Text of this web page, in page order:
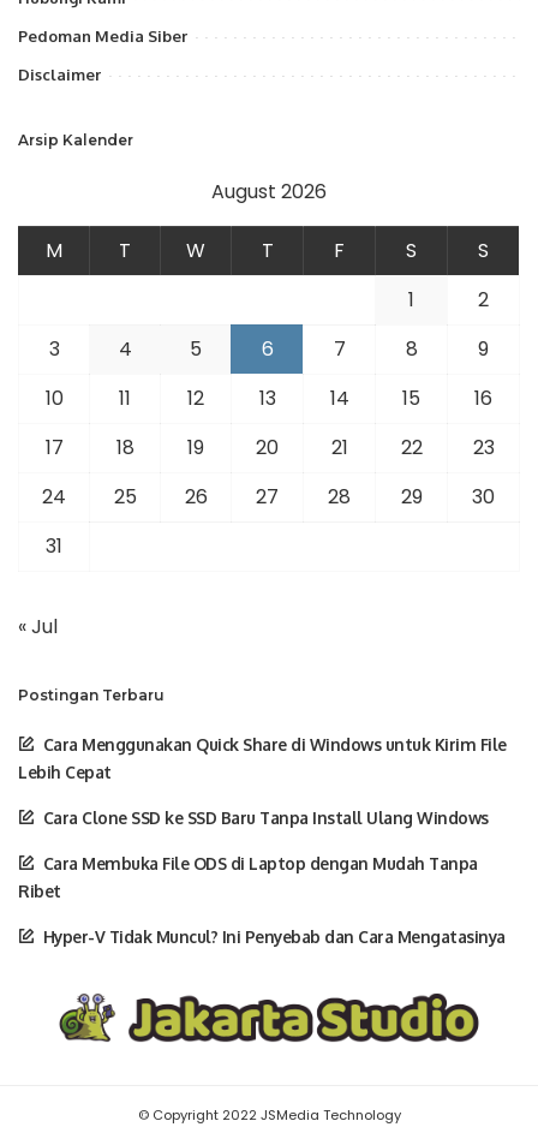
Pedoman Media Siber
Disclaimer
Arsip Kalender
August 2026
M T W T F S
S
1
2
3
4 5 6 7 8
9
10
11 12 13 14 15
16
17
18 19 20 21 22
23
24
25 26 27 28 29
30
31
« Jul
Postingan Terbaru
Cara Menggunakan Quick Share di Windows untuk Kirim File
Lebih Cepat
Cara Clone SSD ke SSD Baru Tanpa Install Ulang Windows
Cara Membuka File ODS di Laptop dengan Mudah Tanpa
Ribet
Hyper-V Tidak Muncul? Ini Penyebab dan Cara Mengatasinya
© Copyright 2022 JSMedia Technology